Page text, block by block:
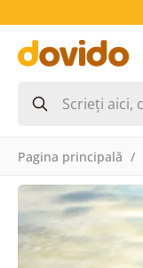
Pagina principală